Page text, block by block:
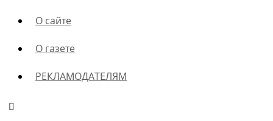
О сайте
О газете
РЕКЛАМОДАТЕЛЯМ